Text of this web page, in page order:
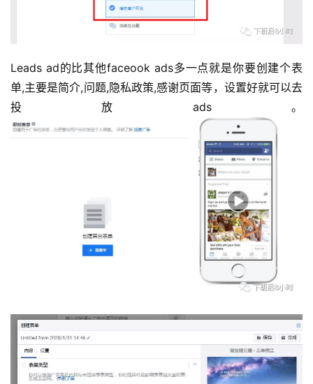
Leads ad的比其他faceook ads多一点就是你要创建个表
单,主要是简介,问题,隐私政策,感谢页面等，设置好就可以去
投放ads。